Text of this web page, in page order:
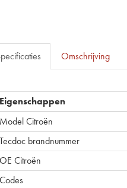
Omschrijving
Eigenschappen
Model Citroën
Tecdoc brandnummer
OE Citroën
Codes